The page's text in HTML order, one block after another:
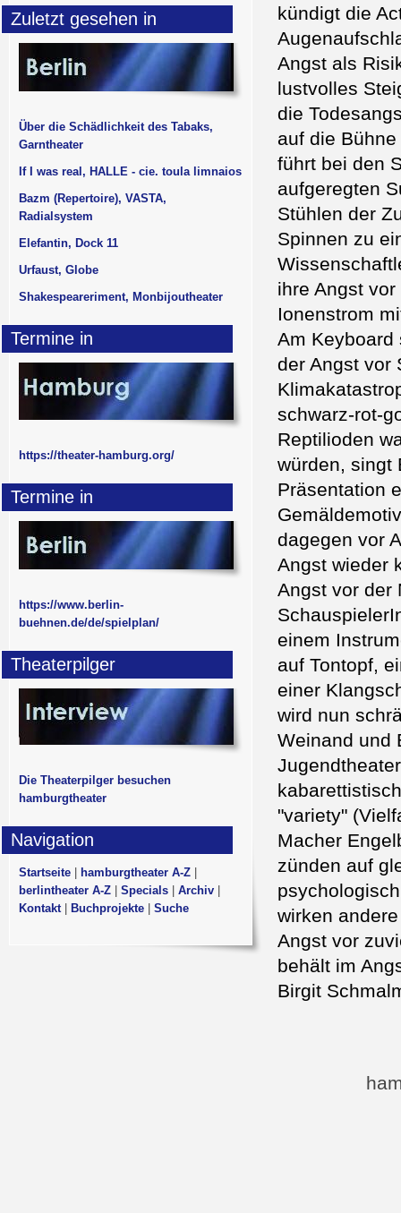
kündigt die
Angst als
lustvolles
die
auf die
führt bei den
aufgeregten
Stühlen der
Spinnen zu
ihre Angst
Ionenstrom
Am Keyboard
der Angst vor
schwarz-rot-
Reptilioden
würden, singt
Präsentation
dagegen vor
Angst wieder
Angst vor der
einem
auf Tontopf,
einer
wird nun
Weinand und
"variety"
Macher
zünden auf
wirken
Angst vor
behält im
Birgit
Zuletzt gesehen in
Über die Schädlichkeit des Tabaks,
Garntheater
If I was real, HALLE - cie. toula limnaios
Bazm (Repertoire), VASTA,
Radialsystem
Elefantin, Dock 11
Urfaust, Globe
Shakespeareriment, Monbijoutheater
Termine in
https://theater-hamburg.org/
Termine in
https://www.berlin-
buehnen.de/de/spielplan/
Theaterpilger
Die Theaterpilger besuchen
hamburgtheater
Navigation
Startseite hamburgtheater A-Z
berlintheater A-Z
Specials Archiv
Kontakt| Buchprojekte Suche